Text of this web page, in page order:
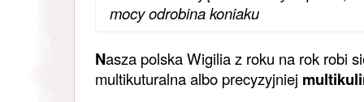
mocy odrobina koniaku
Nasza polska Wigilia z roku na rok robi
multikuturalna albo precyzyjniej